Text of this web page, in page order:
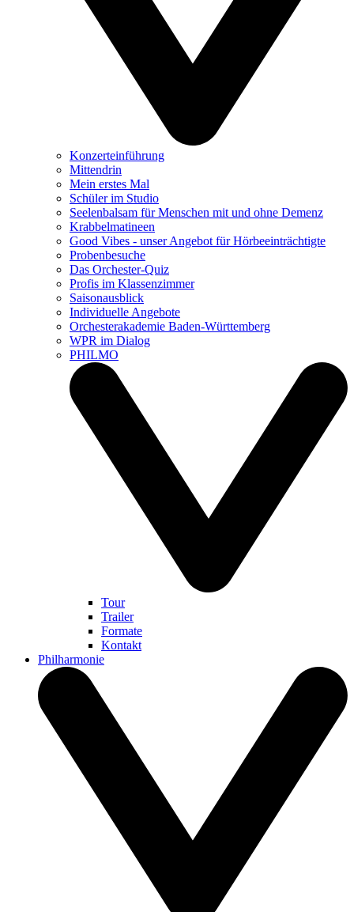
Konzerteinführung
Mittendrin
Mein erstes Mal
Schüler im Studio
Seelenbalsam für Menschen mit und ohne Demenz
Krabbelmatineen
Good Vibes - unser Angebot für Hörbeeinträchtigte
Probenbesuche
Das Orchester-Quiz
Profis im Klassenzimmer
Saisonausblick
Individuelle Angebote
Orchesterakademie Baden-Württemberg
WPR im Dialog
PHILMO
Tour
Trailer
Formate
Kontakt
Philharmonie